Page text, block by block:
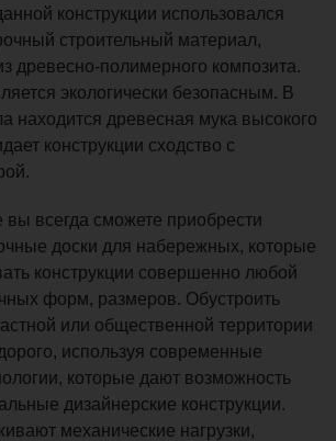
конструкции использовался
строительный материал,
древесно-полимерного композита.
экологически безопасным. В
находится древесная мука высокого
конструкции сходство с
вы всегда сможете приобрести
доски для набережных, которые
конструкции совершенно любой
форм, размеров. Обустроить
или общественной территории
используя современные
которые дают возможность
дизайнерские конструкции.
механические нагрузки,